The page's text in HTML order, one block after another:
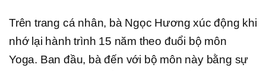
Trên trang cá nhân, bà Ngọc Hương xúc động khi
nhớ lại hành trình 15 năm theo đuổi bộ môn
Yoga. Ban đầu, bà đến với bộ môn này bằng sự